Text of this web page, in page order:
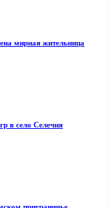
мирная жительница
в село Селечня